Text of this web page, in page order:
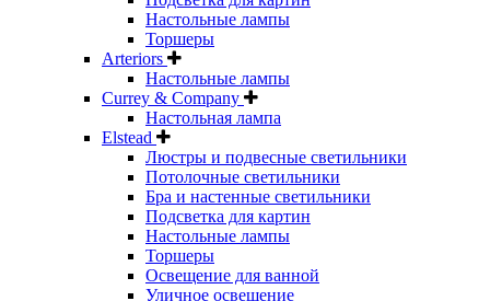
Настольные лампы
Торшеры
Arteriors
Настольные лампы
Currey & Company
Настольная лампа
Elstead
Люстры и подвесные светильники
Потолочные светильники
Бра и настенные светильники
Подсветка для картин
Настольные лампы
Торшеры
Освещение для ванной
Уличное освещение